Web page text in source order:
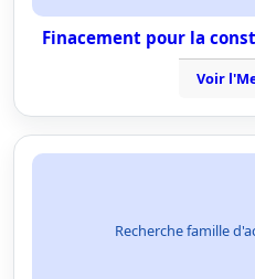
Finacement pour la
Voir
Recherche famille